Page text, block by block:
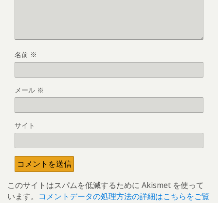
名前 ※
メール ※
サイト
このサイトはスパムを低減するために Akismet を使って
います。 コメントデータの処理方法の詳細はこちらをご覧